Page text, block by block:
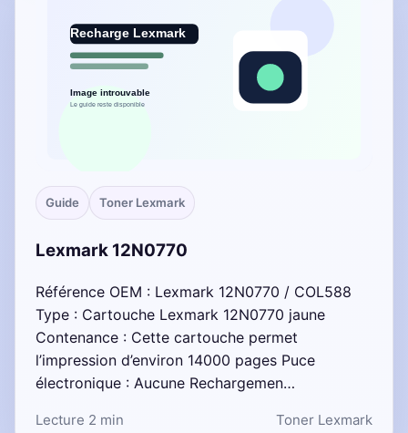
Guide Toner Lexmark
Lexmark 12N0770
Référence OEM : Lexmark 12N0770 / COL588
Type : Cartouche Lexmark 12N0770 jaune
Contenance : Cette cartouche permet
l’impression d’environ 14000 pages Puce
électronique : Aucune Rechargemen…
Lecture 2 min Toner Lexmark